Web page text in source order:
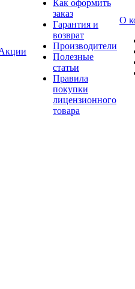
Как оформить
заказ
Гарантия и
возврат
Производители
Полезные
статьи
Правила
покупки
лицензионного
товара
О